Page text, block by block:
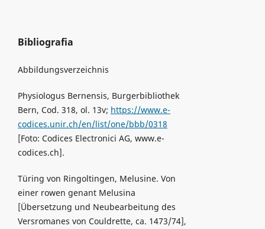
Bibliografia
Abbildungsverzeichnis
Physiologus Bernensis, Burgerbibliothek
Bern, Cod. 318, ol. 13v; https://www.e-
codices.unir.ch/en/list/one/bbb/0318
[Foto: Codices Electronici AG, www.e-
codices.ch].
Türing von Ringoltingen, Melusine. Von
einer rowen genant Melusina
[Übersetzung und Neubearbeitung des
Versromanes von Couldrette, ca. 1473/74],